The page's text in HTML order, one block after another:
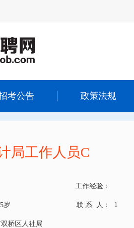
考公告 政策法规
局工作人员C
工作经验：
岁 联 系 人： 1
桥区人社局